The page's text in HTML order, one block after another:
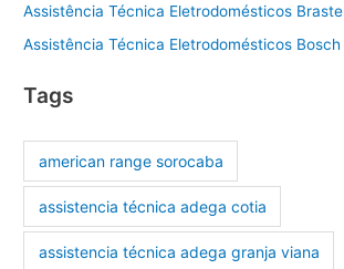
Assistência Técnica Eletrodomésticos
Assistência Técnica Eletrodomésticos
Tags
american range sorocaba
assistencia técnica adega cotia
assistencia técnica adega granja viana